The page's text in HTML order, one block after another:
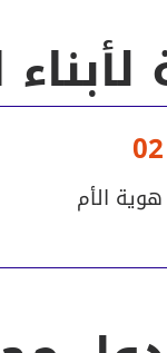
02
هوية الأم